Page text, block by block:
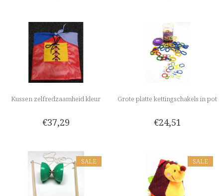
Kussen zelfredzaamheid kleur
€37,29
Grote platte kettingschakels in pot
€24,51
SALE SALE